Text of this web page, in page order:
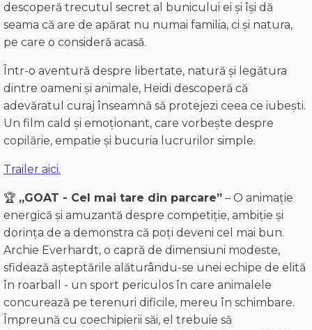
descoperă trecutul secret al bunicului ei și își dă
seama că are de apărat nu numai familia, ci și natura,
pe care o consideră acasă.
Într-o aventură despre libertate, natură și legătura
dintre oameni și animale, Heidi descoperă că
adevăratul curaj înseamnă să protejezi ceea ce iubești.
Un film cald și emoționant, care vorbește despre
copilărie, empatie și bucuria lucrurilor simple.
Trailer aici.
🏆 „GOAT - Cel mai tare din parcare” – O animație
energică și amuzantă despre competiție, ambiție și
dorința de a demonstra că poți deveni cel mai bun.
Archie Everhardt, o capră de dimensiuni modeste,
sfidează așteptările alăturându-se unei echipe de elită
în roarball - un sport periculos în care animalele
concurează pe terenuri dificile, mereu în schimbare.
Împreună cu coechipierii săi, el trebuie să